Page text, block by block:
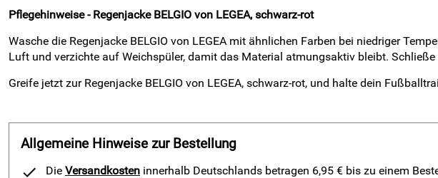
Pflegehinweise - Regenjacke BELGIO von LEGEA, schwarz-rot
Wasche die Regenjacke BELGIO von LEGEA mit ähnlichen Farben bei niedriger
Luft und verzichte auf Weichspüler, damit das Material atmungsaktiv bleibt.
Greife jetzt zur Regenjacke BELGIO von LEGEA, schwarz-rot, und halte dein
Allgemeine Hinweise zur Bestellung
Die Versandkosten innerhalb Deutschlands betragen 6,95 € bis zu einem